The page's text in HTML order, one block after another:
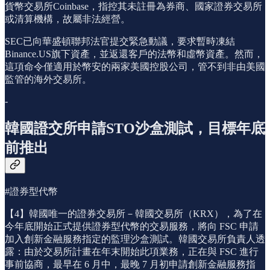
貨幣交易所Coinbase，指控其未註冊為券商、國家證券交易所
或清算機構，故屬非法經營。
SEC已向華盛頓聯邦法官提交緊急動議，要求暫時凍結
Binance.US旗下資產，並返還客戶的法幣和虛幣資產。然而，
這項命令僅適用於幣安的兩家美國控股公司，管不到非由美國
監管的海外交易所。
-
韓國證交所申請STO沙盒測試，目標年底
前推出
#證券型代幣
【4】韓國唯一的證券交易所－韓國交易所（KRX），為了在
今年底開始正式提供證券型代幣的交易服務，將向 FSC 申請
加入創新金融服務指定的監理沙盒測試。韓國交易所負責人透
露：由於交易所計畫在年末開始此項業務，正在與 FSC 進行
事前協商，最早在 6 月中，最晚 7 月初申請創新金融服務指